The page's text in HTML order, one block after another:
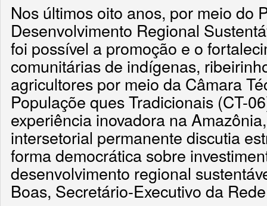
Nos últimos oito anos, por meio do
Desenvolvimento Regional
foi possível a promoção e o
comunitárias de indígenas,
agricultores por meio da Câmara
Populaçõe ques Tradicionais (CT-
experiência inovadora na
intersetorial permanente discutia
forma democrática sobre
desenvolvimento regional
Boas, Secretário-Executivo da